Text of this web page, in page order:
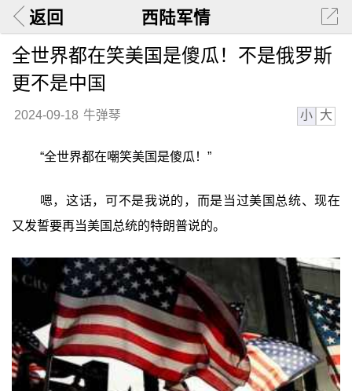
返回 西陆军情
全世界都在笑美国是傻瓜！不是俄罗斯
更不是中国
2024-09-18 牛弹琴 小 大
“全世界都在嘲笑美国是傻瓜！”
嗯，这话，可不是我说的，而是当过美国总统、现在
又发誓要再当美国总统的特朗普说的。